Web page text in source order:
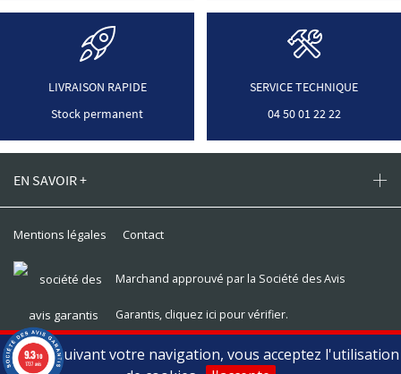
En poursuivant votre navigation, vous acceptez l'utilisation
LIVRAISON RAPIDE
Stock permanent
SERVICE TECHNIQUE
04 50 01 22 22
EN SAVOIR +
Mentions légales Contact
Marchand approuvé par la Société des Avis
Garantis, cliquez ici pour vérifier.
Toomat © 2026, tous droits réservés
9.3/10
1737 avis